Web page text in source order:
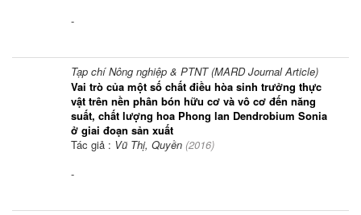
-
Tạp chí Nông nghiệp & PTNT (MARD Journal Article)
Vai trò của một số chất điều hòa sinh trưởng thực
vật trên nền phân bón hữu cơ và vô cơ đến năng
suất, chất lượng hoa Phong lan Dendrobium Sonia
ở giai đoạn sản xuất
Tác giả : Vũ Thị, Quyền (2016)
-